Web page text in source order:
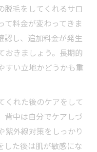
脱毛をしてくれるサロ
て料金が変わってきま
認し、追加料金が発生
おきましょう。長期的
すい立地かどうかも重
くれた後のケアをして
背中は自分でケアしづ
紫外線対策をしっかり
した後は肌が敏感にな